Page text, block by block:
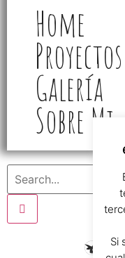
Si
Home
Proyectos
Galería
Sobre Mi